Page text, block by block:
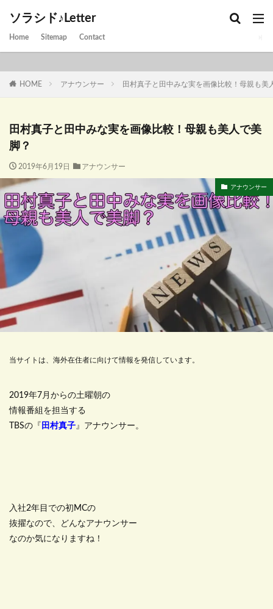
ソラシド♪Letter
Home Sitemap Contact
HOME アナウンサー 田村真子と田中みな実を画像比較！母親も美
田村真子と田中みな実を画像比較！母親も美人で美
脚？
2019年6月19日 アナウンサー
アナウンサー
当サイトは、海外在住者に向けて情報を発信しています。
2019年7月からの土曜朝の
情報番組を担当する
TBSの『 田村真子』アナウンサー。
入社2年目での初MCの
抜擢なので、どんなアナウンサー
なのか気になりますね！